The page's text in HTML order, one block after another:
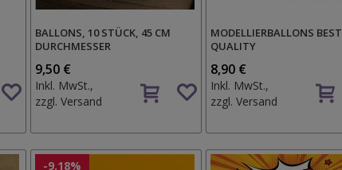
Auf
den
Wunschzettel
BALLONS, 10 STÜCK, 45 CM
DURCHMESSER
9,50 €
Inkl. MwSt.,
zzgl.Versand
Auf
den
Wunschzettel
MODELLIERBALLONS BEST
QUALITY
8,90 €
Inkl. MwSt.,
zzgl.Versand
-9.18%